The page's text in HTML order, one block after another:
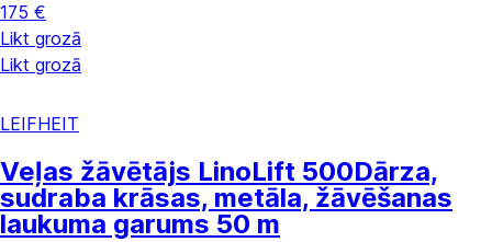
175 €
Likt grozā
Likt grozā
LEIFHEIT
Veļas žāvētājs LinoLift 500Dārza,
sudraba krāsas, metāla, žāvēšanas
laukuma garums 50 m